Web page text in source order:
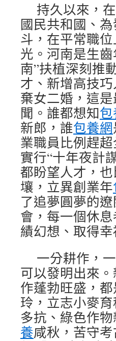
持久以來，
國民共和國、
斗，在平常職
光。河南是生
南”扶植深刻推
才、新增高技
棄女二婚，這
聞。誰都想知
新郎，誰包養網
業職員比例趕
實行“十年夜計
都盼望人才，
壤，立異創業年
了追夢圓夢的
會，每一個休
績幻想、取得幸
一分耕作，
可以發明出來
作蓬勃旺盛，
玲，立志小麥
多抗、綠色作
養咸秋，苦守